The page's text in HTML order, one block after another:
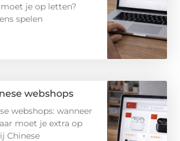
je op letten?
spelen
webshops
webshops: wanneer
moet je extra op
Chinese